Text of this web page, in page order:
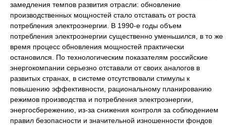
замедления темпов развития отрасли: обновление
производственных мощностей стало отставать от роста
потребления электроэнергии. В 1990-е годы объем
потребления электроэнергии существенно уменьшился, в то же
время процесс обновления мощностей практически
остановился. По технологическим показателям российские
энергокомпании серьезно отставали от своих аналогов в
развитых странах, в системе отсутствовали стимулы к
повышению эффективности, рациональному планированию
режимов производства и потребления электроэнергии,
энергосбережению, из-за снижения контроля за соблюдением
правил безопасности и значительной изношенности фондов